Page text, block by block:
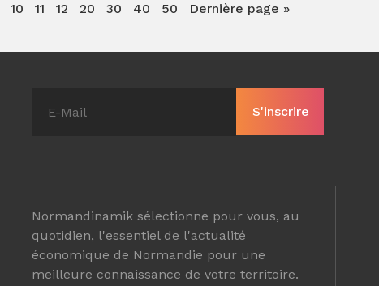
10 11 12 20 30 40 50 Dernière page »
Normandinamik sélectionne pour vous, au
quotidien, l'essentiel de l'actualité
économique de Normandie pour une
meilleure connaissance de votre territoire.